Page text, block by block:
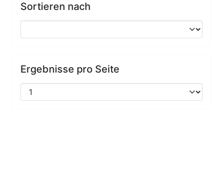
Sortieren nach
Ergebnisse pro Seite